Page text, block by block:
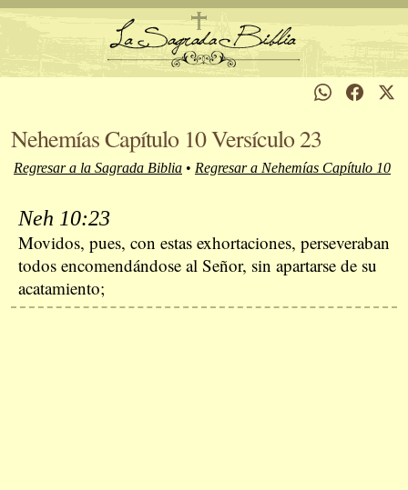
Nehemías Capítulo 10 Versículo 23
Regresar a la Sagrada Biblia • Regresar a Nehemías Capítulo 10
Neh 10:23
Movidos, pues, con estas exhortaciones, perseveraban
todos encomendándose al Señor, sin apartarse de su
acatamiento;